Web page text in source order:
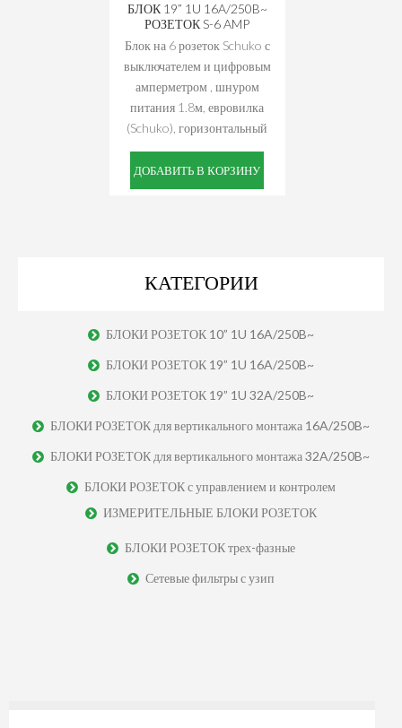
БЛОК 19” 1U 16A/250B~
РОЗЕТОК S-6 AMP
Блок на 6 розеток Schuko с
выключателем и цифровым
амперметром , шнуром
питания 1.8м, евровилка
(Schuko), горизонтальный
ДОБАВИТЬ В КОРЗИНУ
КАТЕГОРИИ
БЛОКИ РОЗЕТОК 10” 1U 16A/250B~
БЛОКИ РОЗЕТОК 19” 1U 16A/250B~
БЛОКИ РОЗЕТОК 19” 1U 32A/250B~
БЛОКИ РОЗЕТОК для вертикального монтажа 16A/250B~
БЛОКИ РОЗЕТОК для вертикального монтажа 32A/250B~
БЛОКИ РОЗЕТОК с управлением и контролем
ИЗМЕРИТЕЛЬНЫЕ БЛОКИ РОЗЕТОК
БЛОКИ РОЗЕТОК трех-фазные
Сетевые фильтры с узип